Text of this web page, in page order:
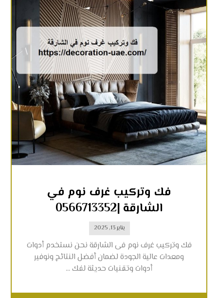
فك وتركيب غرف نوم في
الشارقة |0566713352
يناير 13, 2025
فك وتركيب غرف نوم فى الشارقة نحن نستخدم أدوات
ومعدات عالية الجودة لضمان أفضل النتائج ونوفير
أدوات وتقنيات حديثة لفك ...